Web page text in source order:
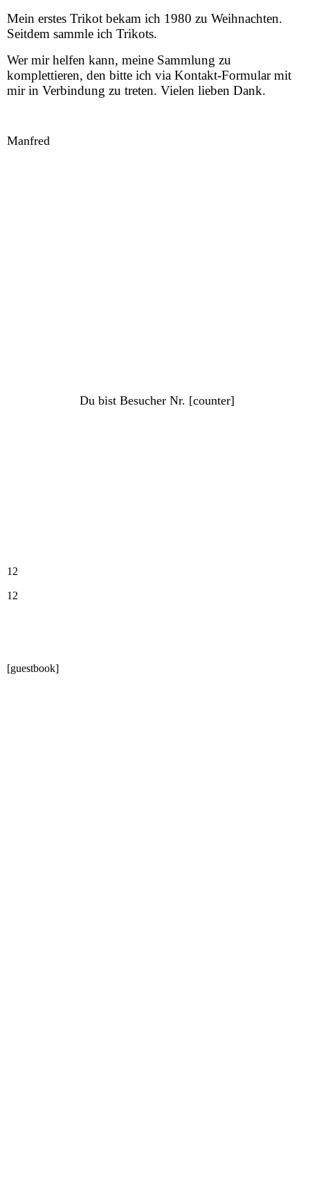
Fanshoptrikots / Retro-Shirts
Gästebuch
Mein erstes Trikot bekam ich 1980 zu Weihnachten.
Seitdem sammle ich Trikots.
Wer mir helfen kann, meine Sammlung zu
komplettieren, den bitte ich via Kontakt-Formular mit
mir in Verbindung zu treten. Vielen lieben Dank.
Manfred
Du bist Besucher Nr. [counter]
12
12
[guestbook]